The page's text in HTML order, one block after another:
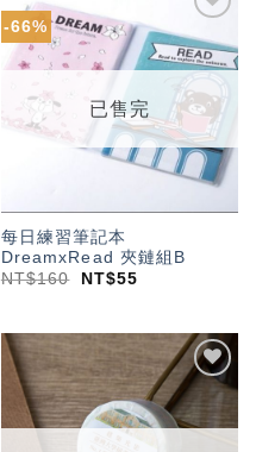
-66%
加入
「願
望輕
已售完
每日練習筆記本
DreamxRead 夾鏈組B
NT$160 NT$55
加入
望輕